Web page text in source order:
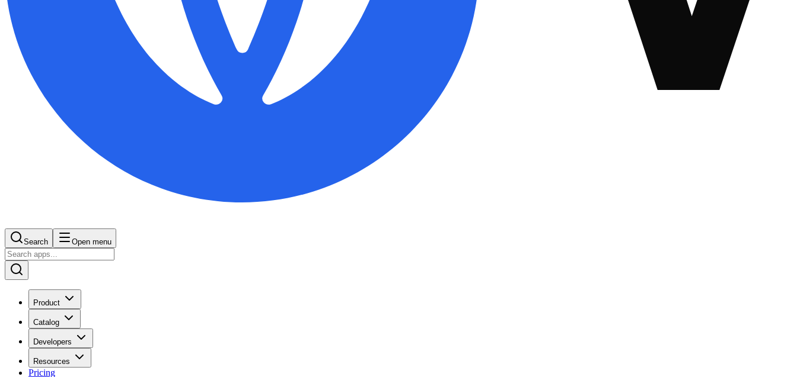
Search Open menu
Product
Catalog
Developers
Resources
Pricing